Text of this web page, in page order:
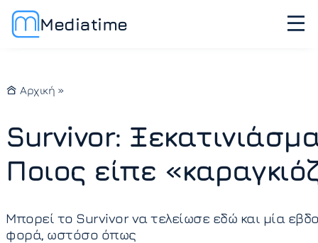
Mediatime
Αρχική »
Survivor:
Ποιος είπε
Μπορεί το Survivor να τελείωσε εδώ και μία
φορά, ωστόσο όπως